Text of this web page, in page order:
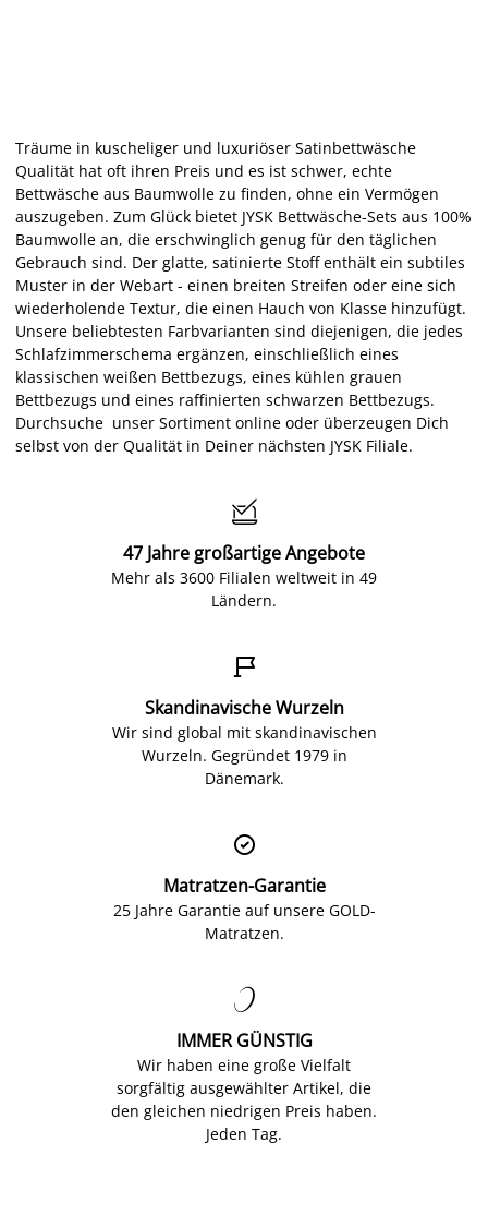
Träume in kuscheliger und luxuriöser Satinbettwäsche
Qualität hat oft ihren Preis und es ist schwer, echte
Bettwäsche aus Baumwolle zu finden, ohne ein Vermögen
auszugeben. Zum Glück bietet JYSK Bettwäsche-Sets aus 100%
Baumwolle an, die erschwinglich genug für den täglichen
Gebrauch sind. Der glatte, satinierte Stoff enthält ein subtiles
Muster in der Webart - einen breiten Streifen oder eine sich
wiederholende Textur, die einen Hauch von Klasse hinzufügt.
Unsere beliebtesten Farbvarianten sind diejenigen, die jedes
Schlafzimmerschema ergänzen, einschließlich eines
klassischen weißen Bettbezugs, eines kühlen grauen
Bettbezugs und eines raffinierten schwarzen Bettbezugs.
Durchsuche unser Sortiment online oder überzeugen Dich
selbst von der Qualität in Deiner nächsten JYSK Filiale.

47 Jahre großartige Angebote
Mehr als 3600 Filialen weltweit in 49
Ländern.

Skandinavische Wurzeln
Wir sind global mit skandinavischen
Wurzeln. Gegründet 1979 in
Dänemark.

Matratzen-Garantie
25 Jahre Garantie auf unsere GOLD-
Matratzen.

IMMER GÜNSTIG
Wir haben eine große Vielfalt
sorgfältig ausgewählter Artikel, die
den gleichen niedrigen Preis haben.
Jeden Tag.